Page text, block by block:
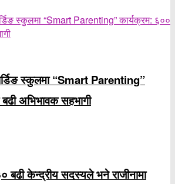
स्कुलमा “Smart Parenting”
अभिभावक सहभागी
बढी केन्द्रीय सदस्यले भने राजीनामा